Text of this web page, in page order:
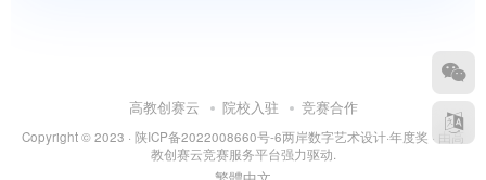
高教创赛云 院校入驻 竞赛合作
Copyright © 2023 · 陕ICP备2022008660号-6两岸数字艺术设计·年度奖 · 由高
教创赛云竞赛服务平台强力驱动.